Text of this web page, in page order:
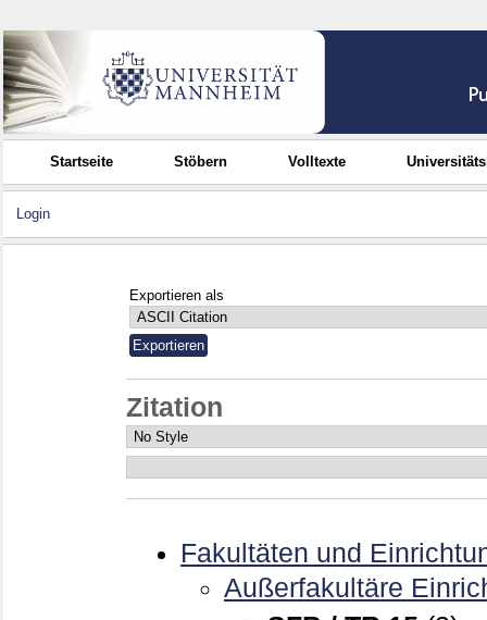
Startseite Stöbern Volltexte
Login
Exportieren als
Zitation
Fakultäten und
Außerfakultäre